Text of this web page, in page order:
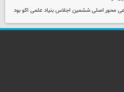
محور اصلی ششمین اجلاس بنیاد علمی اکو بود